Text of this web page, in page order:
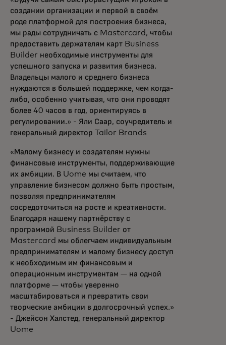
создании организации и первой в своём
роде платформой для построения бизнеса,
мы рады сотрудничать с Mastercard, чтобы
предоставить держателям карт Business
Builder необходимые инструменты для
успешного запуска и развития бизнеса.
Владельцы малого и среднего бизнеса
нуждаются в большей поддержке, чем когда-
либо, особенно учитывая, что они проводят
более 40 часов в год, ориентируясь в
регулировании.» - Яли Саар, соучредитель и
генеральный директор Tailor Brands
«Малому бизнесу и создателям нужны
финансовые инструменты, поддерживающие
их амбиции. В Uome мы считаем, что
управление бизнесом должно быть простым,
позволяя предпринимателям
сосредоточиться на росте и креативности.
Благодаря нашему партнёрству с
программой Business Builder от
Mastercard мы облегчаем индивидуальным
предпринимателям и малому бизнесу доступ
к необходимым им финансовым и
операционным инструментам — на одной
платформе — чтобы уверенно
масштабироваться и превратить свои
творческие амбиции в долгосрочный успех.»
- Джейсон Халстед, генеральный директор
Uome